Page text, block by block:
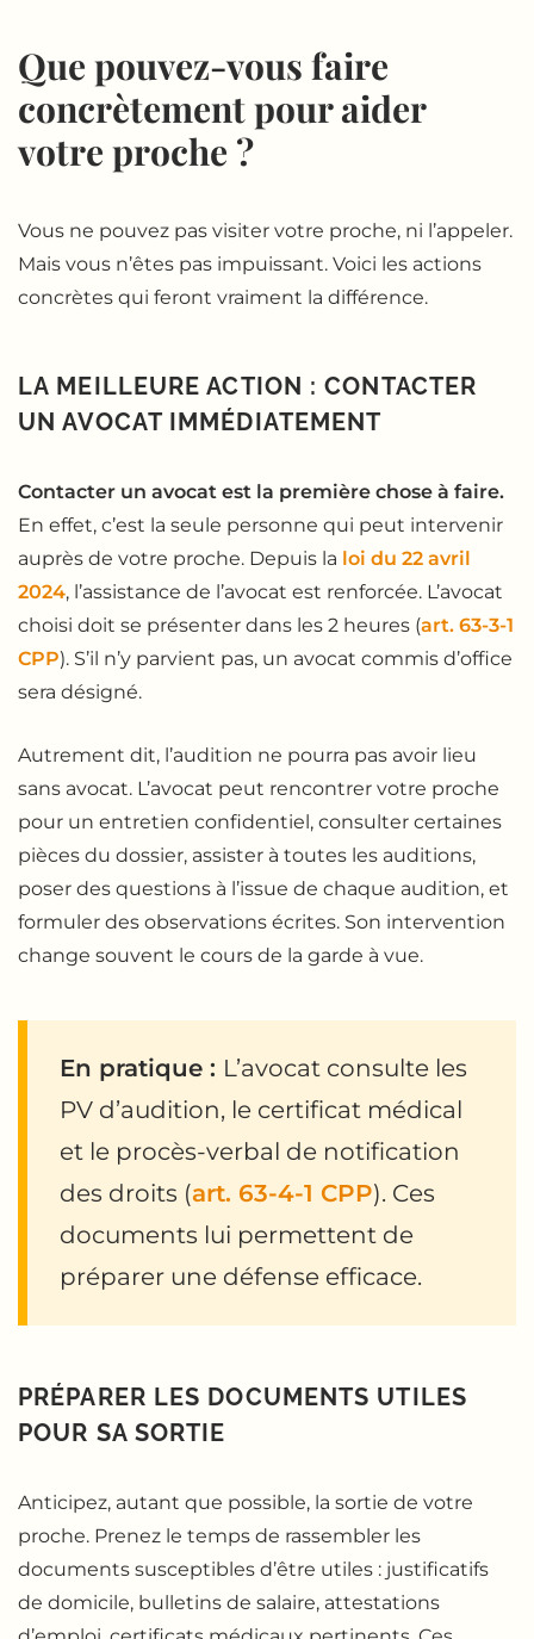
Que pouvez-vous faire
concrètement pour aider
votre proche ?
Vous ne pouvez pas visiter votre proche, ni l’appeler.
Mais vous n’êtes pas impuissant. Voici les actions
concrètes qui feront vraiment la différence.
LA MEILLEURE ACTION : CONTACTER
UN AVOCAT IMMÉDIATEMENT
Contacter un avocat est la première chose à faire.
En effet, c’est la seule personne qui peut intervenir
auprès de votre proche. Depuis la loi du 22 avril
2024, l’assistance de l’avocat est renforcée. L’avocat
choisi doit se présenter dans les 2 heures (art. 63-3-1
CPP). S’il n’y parvient pas, un avocat commis d’office
sera désigné.
Autrement dit, l’audition ne pourra pas avoir lieu
sans avocat. L’avocat peut rencontrer votre proche
pour un entretien confidentiel, consulter certaines
pièces du dossier, assister à toutes les auditions,
poser des questions à l’issue de chaque audition, et
formuler des observations écrites. Son intervention
change souvent le cours de la garde à vue.
En pratique : L’avocat consulte les
PV d’audition, le certificat médical
et le procès-verbal de notification
des droits (art. 63-4-1 CPP). Ces
documents lui permettent de
préparer une défense efficace.
PRÉPARER LES DOCUMENTS UTILES
POUR SA SORTIE
Anticipez, autant que possible, la sortie de votre
proche. Prenez le temps de rassembler les
documents susceptibles d’être utiles : justificatifs
de domicile, bulletins de salaire, attestations